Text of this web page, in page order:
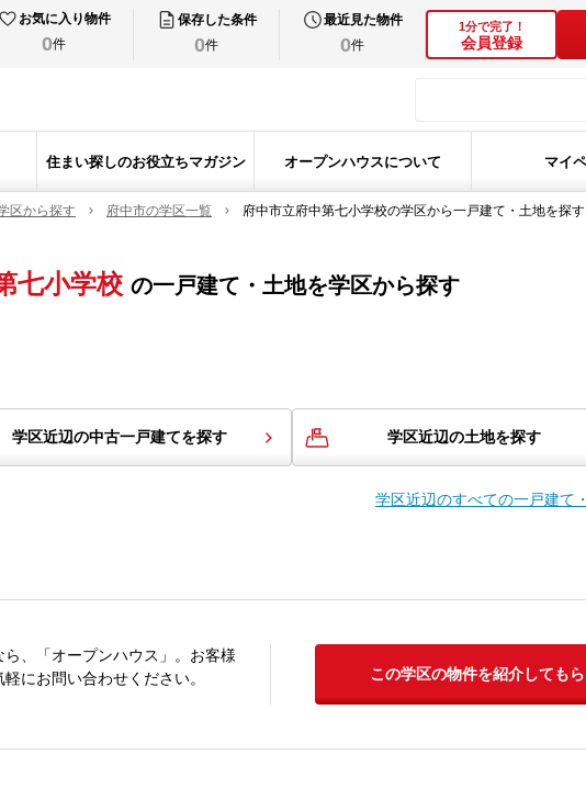
お気に入り物件
0件
保存した条件
0件
最近見た物件
0件
1分で完了！
会員登録
住まい探しのお役立ちマガジン オープンハウスについて マイ
区から探す 府中市の学区一覧 府中市立府中第七小学校の学区から一戸建て・土地を探す
七小学校 の一戸建て・土地を学区から探す
学区近辺の中古一戸建てを探す 学区近辺の土地を探す
学区近辺のすべての一戸建て
ら、「オープンハウス」。お客様
にお問い合わせください。
この学区の物件を紹介してもら